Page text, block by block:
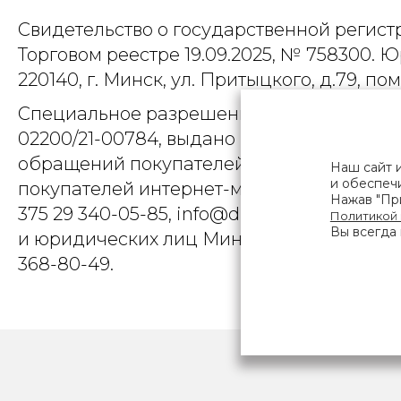
Свидетельство о государственной
Торговом реестре 19.09.2025, № 758300.
220140, г. Минск, ул. Притыцкого, д.79,
Специальное разрешение (лицензия)
02200/21-00784, выдано Министерством
обращений покупателей интернет-
покупателей интернет-магазина о
375 29 340-05-85, info@diarossa.by.
и юридических лиц Минского
368-80-49.
Наш сайт
и
Нажав
Политикой
Вы всегда